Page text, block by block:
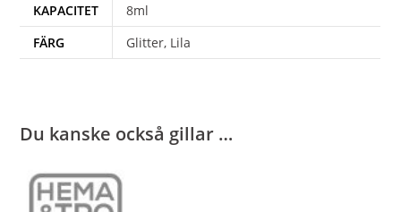
KAPACITET
8ml
FÄRG
Glitter, Lila
Du kanske också gillar …